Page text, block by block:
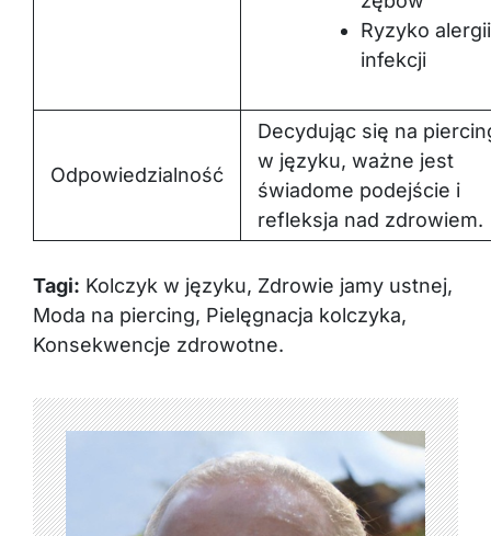
Ryzyko
infekcji
Odpowiedzialność
Decydując się na
w języku, ważne jest
świadome podejście i
refleksja nad zdrowiem.
Tagi:
Kolczyk w języku, Zdrowie jamy ustnej,
Moda na piercing, Pielęgnacja kolczyka,
Konsekwencje zdrowotne.